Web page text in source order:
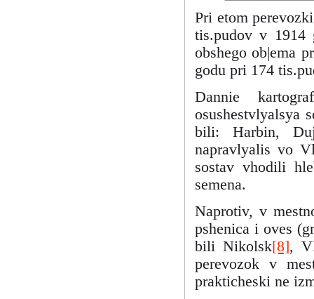
Pri etom
tis.pudov v
obshego ob|ema
godu pri 174
Dannie
osushestvlyalsya
bili: Harbin,
napravlyalis vo
sostav vhodili
semena.
Naprotiv, v
pshenica i oves
bili Nikolsk[8],
perevozok v
prakticheski ne